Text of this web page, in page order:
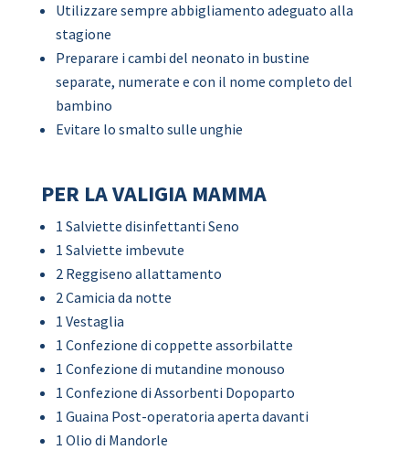
Utilizzare sempre abbigliamento adeguato alla
stagione
Preparare i cambi del neonato in bustine
separate, numerate e con il nome completo del
bambino
Evitare lo smalto sulle unghie
PER LA VALIGIA MAMMA
1 Salviette disinfettanti Seno
1 Salviette imbevute
2 Reggiseno allattamento
2 Camicia da notte
1 Vestaglia
1 Confezione di coppette assorbilatte
1 Confezione di mutandine monouso
1 Confezione di Assorbenti Dopoparto
1 Guaina Post-operatoria aperta davanti
1 Olio di Mandorle